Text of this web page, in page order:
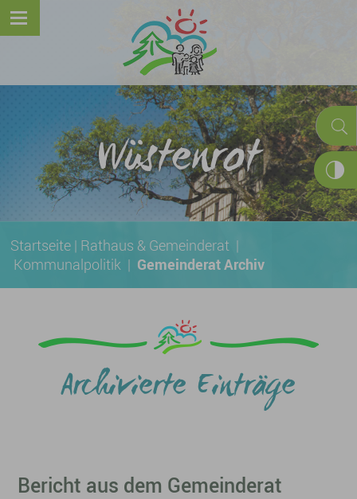
Wüstenrot
Startseite | Rathaus & Gemeinderat |
Kommunalpolitik | Gemeinderat Archiv
Archivierte Einträge
Bericht aus dem Gemeinderat